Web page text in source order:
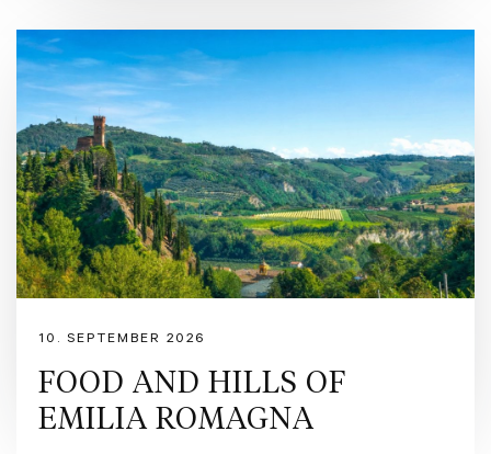
Tech Assistance Package (Head-Up Display, Wearable key, varmedempende
frontrute)
Driver Assistance Package (ACC, trafikkskiltgjenkjenning, Active driving assist)
19" Komplette vinterhjul
3-års Serviceavtale
10. SEPTEMBER 2026
FOOD AND HILLS OF
EMILIA ROMAGNA